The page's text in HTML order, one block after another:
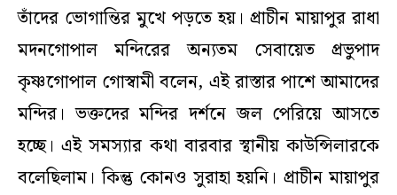
তাঁদের ভোগান্তির মুখে পড়তে হয়। প্রাচীন মায়াপুর রাধা
মদনগোপাল মন্দিরের অন্যতম সেবায়েত প্রভুপাদ
কৃষ্ণগোপাল গোস্বামী বলেন, এই রাস্তার পাশে আমাদের
মন্দির। ভক্তদের মন্দির দর্শনে জল পেরিয়ে আসতে
হচ্ছে। এই সমস্যার কথা বারবার স্থানীয় কাউন্সিলারকে
বলেছিলাম। কিন্তু কোনও সুরাহা হয়নি। প্রাচীন মায়াপুর